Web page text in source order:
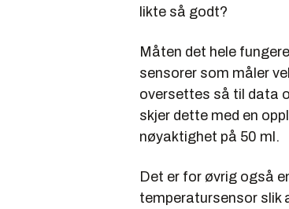
likte så godt?
Måten det hele
sensorer som måler
oversettes så til data
skjer dette med en
nøyaktighet på 50 ml.
Det er for øvrig også
temperatursensor slik